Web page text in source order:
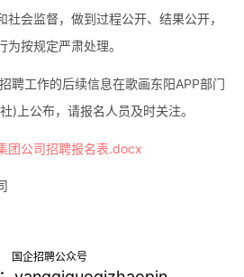
会监督，做到过程公开、结果公开，
按规定严肃处理。
聘工作的后续信息在歌画东阳APP部门
)上公布，请报名人员及时关注。
团公司招聘报名表.docx